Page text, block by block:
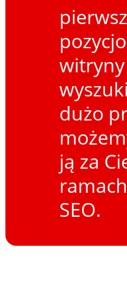
dużo
ją za
SEO.